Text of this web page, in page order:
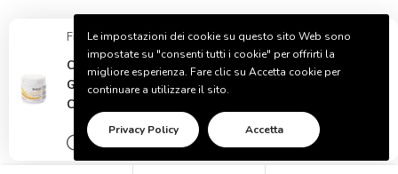
INFORMATION
COMPANY
Francesca haAcquistato!-DaBenevento, Italia
CentroVete Renal Combi 240g per Cani e
Gatti. Mangime complementare in Polvere,
Contiene sali di Calcio.
20 minuti Verificato
Le impostazioni dei cookie su questo sito Web sono
impostate su "consenti tutti i cookie" per offrirti la
migliore esperienza. Fare clic su Accetta cookie per
continuare a utilizzare il sito.
Privacy Policy Accetta